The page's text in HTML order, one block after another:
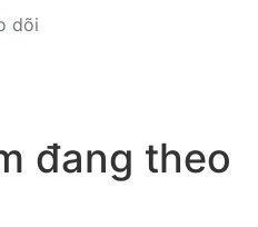
dõi
đang theo